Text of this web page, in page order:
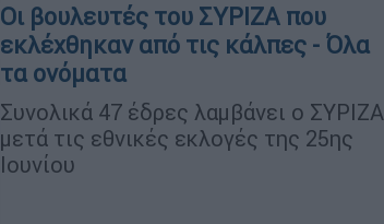
Οι βουλευτές του ΣΥΡΙΖΑ που
εκλέχθηκαν από τις κάλπες - Όλα
τα ονόματα
Συνολικά 47 έδρες λαμβάνει ο ΣΥΡΙΖΑ
μετά τις εθνικές εκλογές της 25ης
Ιουνίου